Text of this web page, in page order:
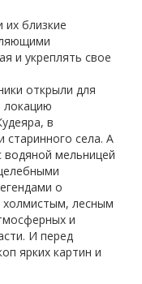
их близкие
и укреплять свое
открыли для
локацию
в
старинного села. А
водяной мельницей
о
холмистым, лесным
и
И перед
ярких картин и